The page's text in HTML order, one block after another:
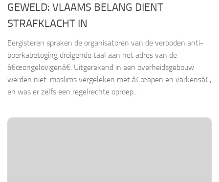
GEWELD: VLAAMS BELANG DIENT
STRAFKLACHT IN
Eergisteren spraken de organisatoren van de verboden anti-
boerkabetoging dreigende taal aan het adres van de
â€œongelovigenâ€. Uitgerekend in een overheidsgebouw
werden niet-moslims vergeleken met â€œapen en varkensâ€,
en was er zelfs een regelrechte oproep...